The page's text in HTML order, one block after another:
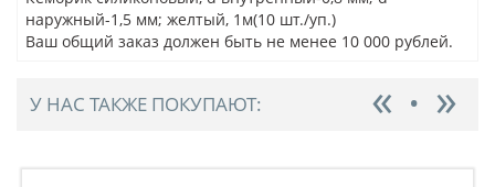
наружный-1,5 мм; желтый, 1м(10 шт./уп.)
Ваш общий заказ должен быть не менее 10 000 рублей.
У НАС ТАКЖЕ ПОКУПАЮТ: